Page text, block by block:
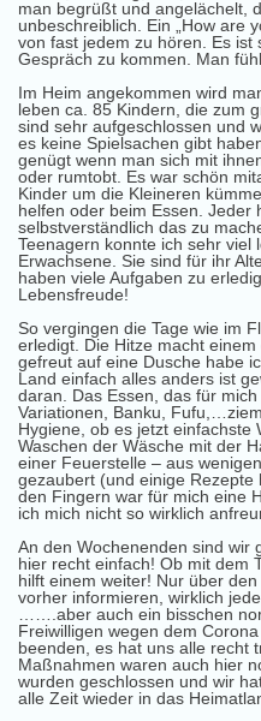
man begrüßt und angelächelt,
unbeschreiblich. Ein „How are
von fast jedem zu hören. Es ist
Gespräch zu kommen. Man
Im Heim angekommen wird
leben ca. 85 Kindern, die zum
sind sehr aufgeschlossen und
es keine Spielsachen gibt
genügt wenn man sich mit
oder rumtobt. Es war schön
Kinder um die Kleineren
helfen oder beim Essen. Jeder
selbstverständlich das zu
Teenagern konnte ich sehr viel
Erwachsene. Sie sind für ihr
haben viele Aufgaben zu
Lebensfreude!
So vergingen die Tage wie im
erledigt. Die Hitze macht
gefreut auf eine Dusche habe
Land einfach alles anders ist
daran. Das Essen, das für
Variationen, Banku,
Hygiene, ob es jetzt einfachste
Waschen der Wäsche mit der
einer Feuerstelle – aus
gezaubert (und einige
den Fingern war für mich eine
ich mich nicht so wirklich
An den Wochenenden sind wir
hier recht einfach! Ob mit dem
hilft einem weiter! Nur über
vorher informieren, wirklich
…….aber auch ein bisschen
Freiwilligen wegen dem
beenden, es hat uns alle recht
Maßnahmen waren auch hier
wurden geschlossen und wir
alle Zeit wieder in das